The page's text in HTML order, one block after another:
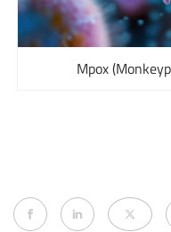
Mpox